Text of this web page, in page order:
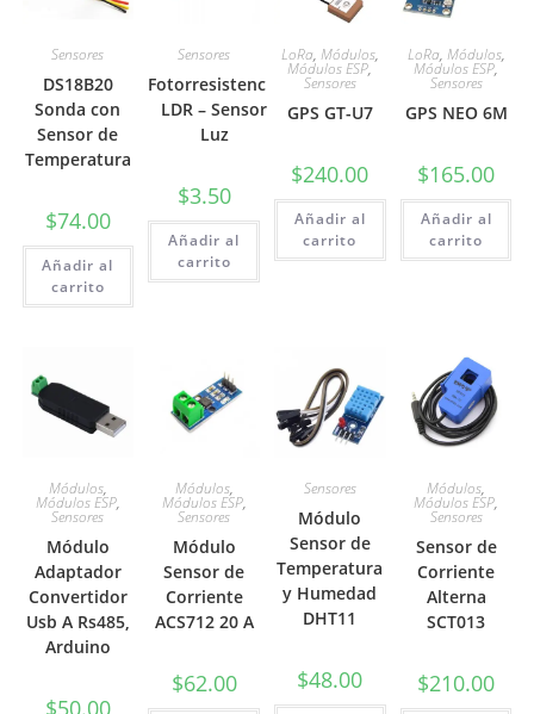
Sensores
DS18B20
Sonda con
Sensor de
Temperatura
$74.00
Añadir al
carrito
Sensores
Fotorresistencia
LDR – Sensor
Luz
$3.50
Añadir al
carrito
LoRa, Módulos,
Módulos ESP,
Sensores
GPS GT-U7
$240.00
Añadir al
carrito
LoRa, Módulos,
Módulos ESP,
Sensores
GPS NEO 6M
$165.00
Añadir al
carrito
Módulos,
Módulos ESP,
Sensores
Módulo
Adaptador
Convertidor
Usb A Rs485,
Arduino
$50.00
Módulos,
Módulos ESP,
Sensores
Módulo
Sensor de
Corriente
ACS712 20 A
$62.00
Sensores
Módulo
Sensor de
Temperatura
y Humedad
DHT11
$48.00
Módulos,
Módulos ESP,
Sensores
Sensor de
Corriente
Alterna
SCT013
$210.00